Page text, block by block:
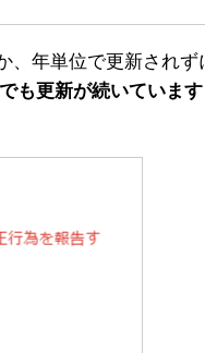
、年単位で更新されず
も更新が続いていま